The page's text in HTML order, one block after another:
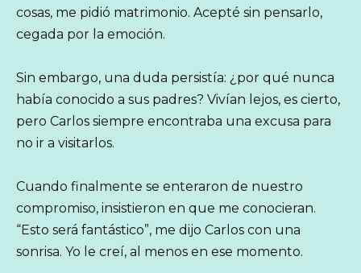
cosas, me pidió matrimonio. Acepté sin pensarlo,
cegada por la emoción.
Sin embargo, una duda persistía: ¿por qué nunca
había conocido a sus padres? Vivían lejos, es cierto,
pero Carlos siempre encontraba una excusa para
no ir a visitarlos.
Cuando finalmente se enteraron de nuestro
compromiso, insistieron en que me conocieran.
“Esto será fantástico”, me dijo Carlos con una
sonrisa. Yo le creí, al menos en ese momento.